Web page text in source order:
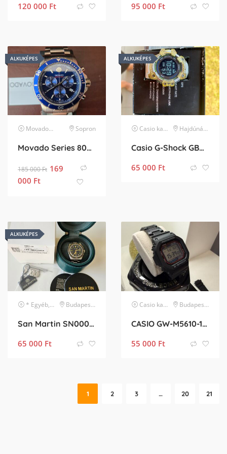
120 000 Ft
95 000 Ft
ALKUKÉPES
Movado karóra Sopron
Movado Series 800 Chronograph
185 000Ft 169
000 Ft
ALKUKÉPES
Casio karóra Hajdúnánás
Casio G-Shock GBD H-1000 órám eladó.
65 000 Ft
ALKUKÉPES
* Egyéb, listában nem szereplő márka karóra
Budapest IV. kerület
San Martin SN0004-GA automata búváróra
65 000 Ft
Casio karóra Budapest XX. kerület
CASIO GW-M5610-1ER
55 000 Ft
1 2 3 … 20 21